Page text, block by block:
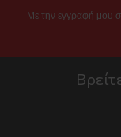
Με την εγγραφή μου